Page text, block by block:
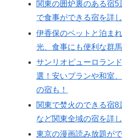
関東の囲炉裏のある宿
で食事ができる宿を詳
伊香保のペットと泊ま
光、食事にも便利な群
サンリオピューロラン
選！安いプランや和室
の宿も！
関東で焚火のできる宿8
など関東全域の宿を詳
東京の漫画読み放題が